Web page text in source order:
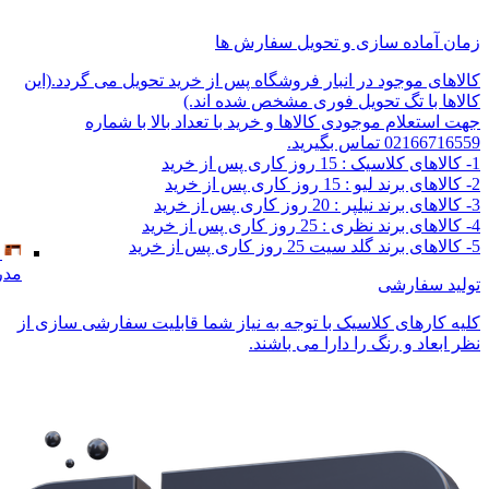
زمان آماده سازی و تحویل سفارش ها
کالاهای موجود در انبار فروشگاه پس از خرید تحویل می گردد.(این
کالاها با تگ تحویل فوری مشخص شده اند.)
جهت استعلام موجودی کالاها و خرید با تعداد بالا با شماره
02166716559 تماس بگیرید.
1- کالاهای کلاسیک : 15 روز کاری پس از خرید
2- کالاهای برند لیو : 15 روز کاری پس از خرید
3- کالاهای برند نیلپر : 20 روز کاری پس از خرید
4- کالاهای برند نظری : 25 روز کاری پس از خرید
5- کالاهای برند گلد سیت 25 روز کاری پس از خرید
تولید سفارشی
کلیه کارهای کلاسیک با توجه به نیاز شما قابلیت سفارشی سازی از
نظر ابعاد و رنگ را دارا می باشند.